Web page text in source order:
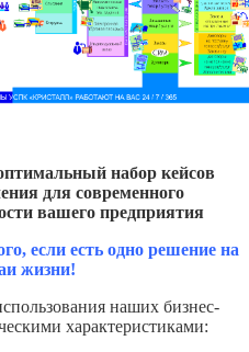
набор кейсов
для современного
вашего предприятия
если есть одно решение на
жизни!
наших бизнес-
характеристиками: